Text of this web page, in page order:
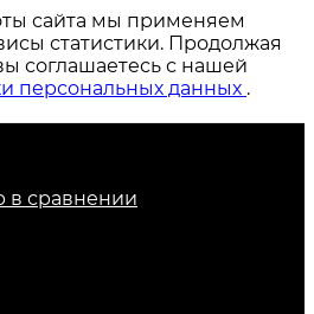
сайта мы применяем
статистики. Продолжая
соглашаетесь с нашей
персональных данных .
в сравнении